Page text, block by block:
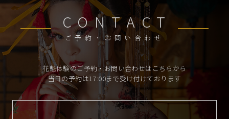
CONTACT
ご予約・お問い合わせ
花魁体験のご予約・お問い合わせはこちらから
当日の予約は17:00まで受け付けております